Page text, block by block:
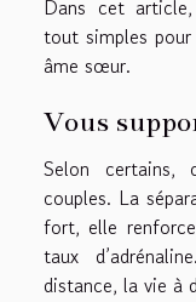
Dans cet article,
tout simples
âme sœur.
Vous
Selon
couples. La
fort, elle
taux
distance, la vie à